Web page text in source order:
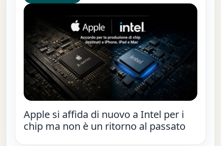
Apple si affida di nuovo a Intel per i
chip ma non è un ritorno al passato